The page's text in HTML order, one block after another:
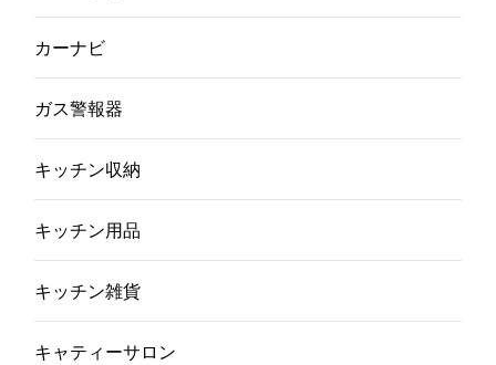
カーナビ
ガス警報器
キッチン収納
キッチン用品
キッチン雑貨
キャティーサロン